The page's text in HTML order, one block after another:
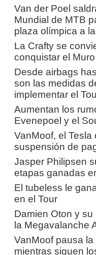
Van der Poel
Mundial de MTB
plaza olímpica a
La Crafty se
conquistar el
Desde airbags
son las medidas
implementar el
Aumentan los
Evenepoel y el
VanMoof, el
suspensión de
Jasper Philipsen
etapas ganadas
El tubeless le
en el Tour
Damien Oton y
la Megavalanche
VanMoof pausa
mientras siguen